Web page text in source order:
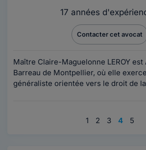
17 années
Contacter cet avocat
Maître Claire-Maguelonne LEROY est
Barreau de Montpellier, où elle
généraliste orientée vers le droit de
1 2 3 4 5